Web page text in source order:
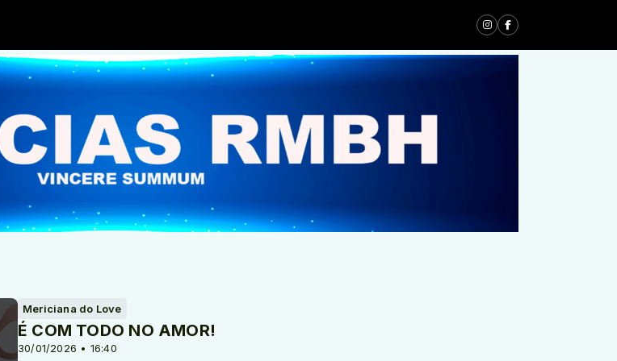
Mericiana do Love
30/01/2026 • 16:40
É COM TODO NO AMOR!